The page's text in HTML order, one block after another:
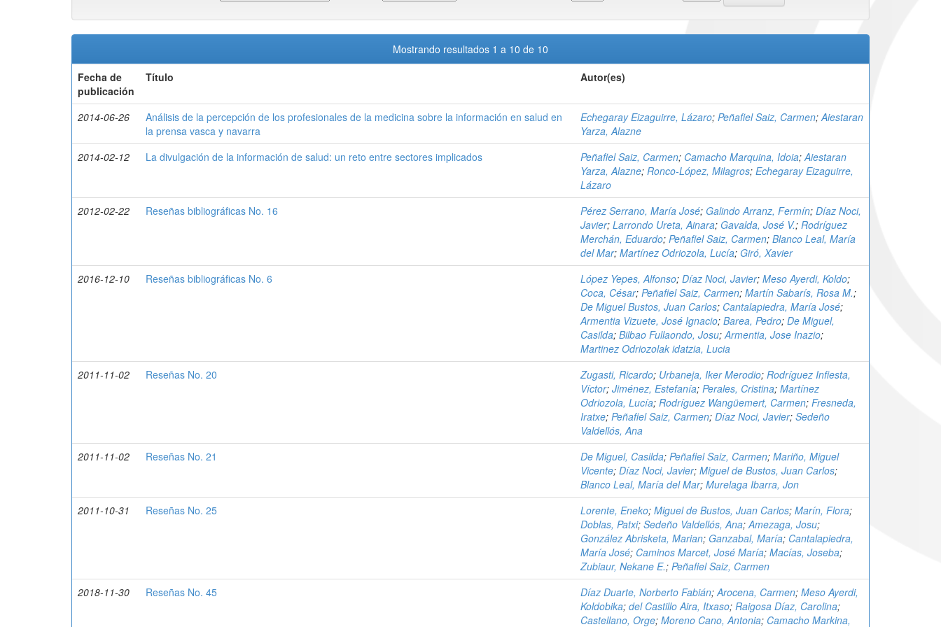
Mostrando resultados 1 a 10 de 10
Fecha de
publicación
Título Autor(es)
2014-06-26
Análisis de la percepción de los profesionales de la medicina sobre la información en salud en
la prensa vasca y navarra
Echegaray Eizaguirre, Lázaro; Peñafiel Saiz, Carmen;Aiestaran
Yarza, Alazne
2014-02-12
La divulgación de la información de salud: un reto entre sectores implicados Peñafiel Saiz, Carmen; Camacho Marquina, Idoia;Aiestaran
Yarza, Alazne; Ronco-López, Milagros; Echegaray Eizaguirre,
Lázaro
2012-02-22
Reseñas bibliográficas No. 16 Pérez Serrano, María José; Galindo Arranz, Fermín; Díaz Noci,
Javier; Larrondo Ureta, Ainara; Gavalda, José V.; Rodríguez
Merchán, Eduardo; Peñafiel Saiz, Carmen; Blanco Leal, María
del Mar; Martínez Odriozola, Lucía; Giró, Xavier
2016-12-10
Reseñas bibliográficas No. 6 López Yepes, Alfonso; Díaz Noci, Javier; Meso Ayerdi, Koldo;
Coca, César; Peñafiel Saiz, Carmen; Martín Sabarís, Rosa M.;
De Miguel Bustos, Juan Carlos; Cantalapiedra, María José;
Armentia Vizuete, José Ignacio; Barea, Pedro; De Miguel,
Casilda; Bilbao Fullaondo, Josu;Armentia, Jose Inazio;
Martinez Odriozolak idatzia, Lucia
2011-11-02
Reseñas No. 20 Zugasti, Ricardo; Urbaneja, Iker Merodio; Rodríguez Infiesta,
Víctor; Jiménez, Estefanía; Perales, Cristina; Martínez
Odriozola, Lucía; Rodríguez Wangüemert, Carmen; Fresneda,
Iratxe; Peñafiel Saiz, Carmen; Díaz Noci, Javier; Sedeño
Valdellós, Ana
2011-11-02
Reseñas No. 21 De Miguel, Casilda; Peñafiel Saiz, Carmen; Mariño, Miguel
Vicente; Díaz Noci, Javier; Miguel de Bustos, Juan Carlos;
Blanco Leal, María del Mar; Murelaga Ibarra, Jon
2011-10-31
Reseñas No. 25 Lorente, Eneko; Miguel de Bustos, Juan Carlos; Marín, Flora;
Doblas, Patxi; Sedeño Valdellós, Ana;Amezaga, Josu;
González Abrisketa, Marian; Ganzabal, María; Cantalapiedra,
María José; Caminos Marcet, José María; Macías, Joseba;
Zubiaur, Nekane E.; Peñafiel Saiz, Carmen
2018-11-30
Reseñas No. 45 Díaz Duarte, Norberto Fabián;Arocena, Carmen; Meso Ayerdi,
Koldobika; del Castillo Aira, Itxaso; Raigosa Díaz, Carolina;
Castellano, Orge; Moreno Cano, Antonia; Camacho Markina,